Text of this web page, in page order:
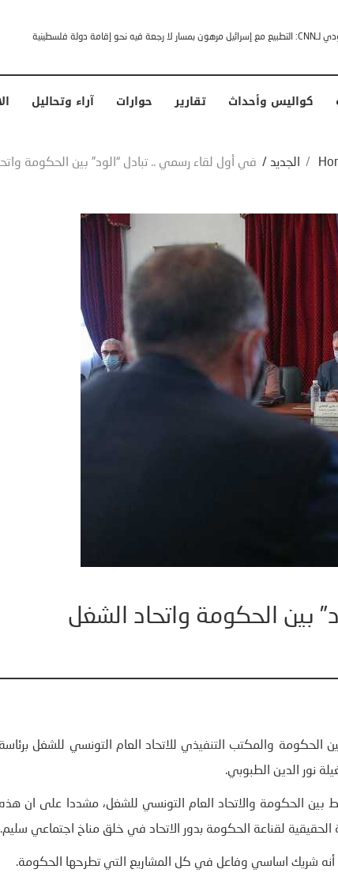
أخشى ترامب” .. ردا على انتقادات وجهها له الرئيس الأمريكي
كواليس وأحداث تقارير حوارات آراء وتحاليل
/ الجديد / في أول لقاء رسمي .. تبادل “الود” بين الحكومة
بين الحكومة واتحاد الشغل
والمكتب التنفيذي للاتحاد العام التونسي للشغل برئاسة
نور الدين الطبوبي.
بين الحكومة والاتحاد العام التونسي للشغل، مشددا على ان هذه
لقناعة الحكومة بدور الاتحاد في خلق مناخ اجتماعي سليم.
أنه شريك اساسي وفاعل في كل المشاريع التي تطرحها الحكومة.